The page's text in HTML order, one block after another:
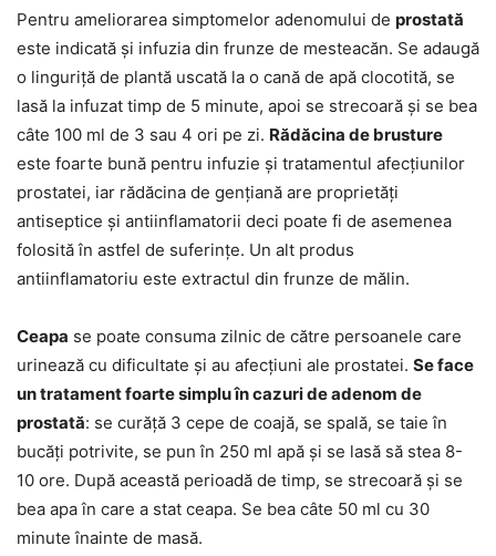
Pentru ameliorarea simptomelor adenomului de prostată
este indicată și infuzia din frunze de mesteacăn. Se adaugă
o linguriță de plantă uscată la o cană de apă clocotită, se
lasă la infuzat timp de 5 minute, apoi se strecoară și se bea
câte 100 ml de 3 sau 4 ori pe zi. Rădăcina de brusture
este foarte bună pentru infuzie și tratamentul afecțiunilor
prostatei, iar rădăcina de gențiană are proprietăți
antiseptice și antiinflamatorii deci poate fi de asemenea
folosită în astfel de suferințe. Un alt produs
antiinflamatoriu este extractul din frunze de mălin.
Ceapa se poate consuma zilnic de către persoanele care
urinează cu dificultate și au afecțiuni ale prostatei. Se face
un tratament foarte simplu în cazuri de adenom de
prostată: se curăță 3 cepe de coajă, se spală, se taie în
bucăți potrivite, se pun în 250 ml apă și se lasă să stea 8-
10 ore. După această perioadă de timp, se strecoară și se
bea apa în care a stat ceapa. Se bea câte 50 ml cu 30
minute înainte de masă.